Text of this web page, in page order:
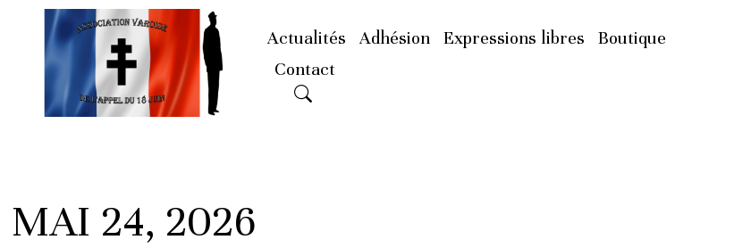
Actualités Adhésion Expressions libres
Boutique
Contact
MAI 24, 2026